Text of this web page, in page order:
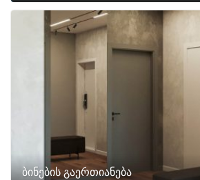
ბინების გაერთიანება